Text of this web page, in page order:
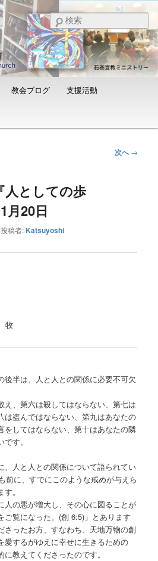
会（Ishinomaki
Church）
る「石巻宣教支援会」によって支えられる新し
ご紹介
索
教会ブログ 支援活動
次へ→
としての歩
20日
投稿者: Katsuyoshi
牧
後半は、人と人との関係に必要不可欠
え、第六は殺してはならない、第七は
は盗んではならない、第九はあなたの
をしてはならない、第十はあなたの隣
す。
、人と人との関係について語られてい
前に、すでにこのような戒めが与えら
。
人の悪が増大し、その心に図ることが
ご覧になった。(創 6:5)」とあります
さったお方、すなわち、天地万物の創
愛するがゆえに幸せに生きるための
に教えてくださったのです。